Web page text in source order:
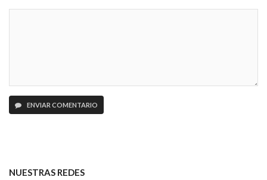
ENVIAR COMENTARIO
NUESTRAS REDES